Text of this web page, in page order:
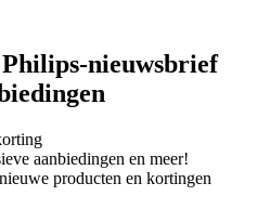
nieuwsbrief
aanbiedingen en meer!
producten en kortingen